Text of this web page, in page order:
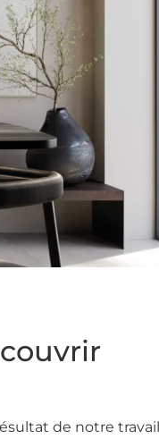
de notre